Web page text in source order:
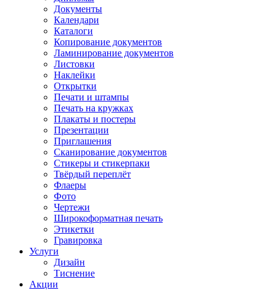
Документы
Календари
Каталоги
Копирование документов
Ламинирование документов
Листовки
Наклейки
Открытки
Печати и штампы
Печать на кружках
Плакаты и постеры
Презентации
Приглашения
Сканирование документов
Стикеры и стикерпаки
Твёрдый переплёт
Флаеры
Фото
Чертежи
Широкоформатная печать
Этикетки
Гравировка
Услуги
Дизайн
Тиснение
Акции